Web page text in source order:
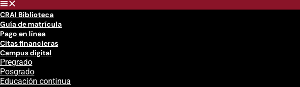
CRAI Biblioteca
Guía de matrícula
Pago en línea
Citas financieras
Campus digital
Pregrado
Posgrado
Educación continua